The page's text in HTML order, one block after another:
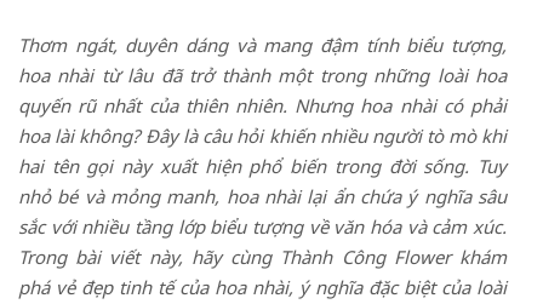
Thơm ngát, duyên dáng và mang đậm tính biểu tượng,
hoa nhài từ lâu đã trở thành một trong những loài hoa
quyến rũ nhất của thiên nhiên. Nhưng hoa nhài có phải
hoa lài không? Đây là câu hỏi khiến nhiều người tò mò khi
hai tên gọi này xuất hiện phổ biến trong đời sống. Tuy
nhỏ bé và mỏng manh, hoa nhài lại ẩn chứa ý nghĩa sâu
sắc với nhiều tầng lớp biểu tượng về văn hóa và cảm xúc.
Trong bài viết này, hãy cùng Thành Công Flower khám
phá vẻ đẹp tinh tế của hoa nhài, ý nghĩa đặc biệt của loài